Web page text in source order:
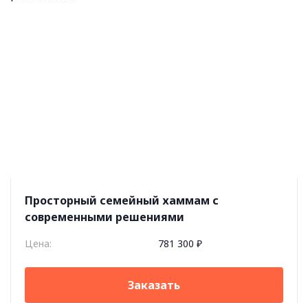
Просторный семейный хаммам с
современными решениями
Цена: 781 300 ₽
Заказать